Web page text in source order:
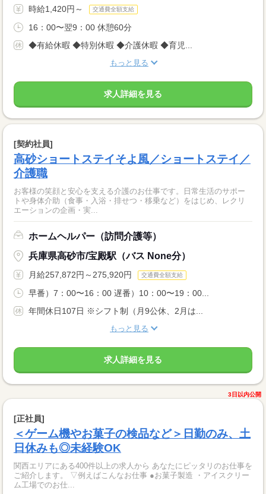
時給1,420円～ 交通費全額支給
16：00〜翌9：00 休憩60分
◆有給休暇 ◆特別休暇 ◆介護休暇 ◆育児...
もっと見る
求人詳細を見る
[契約社員]
高砂ショートステイそよ風／ショートステイ／
介護職
お客様の笑顔と安心を支える介護のお仕事です。日常生活のサポー
トや身体介助（食事・入浴・排せつ・移乗など）をはじめ、レクリ
エーションの企画・実...
ホームヘルパー（訪問介護等）
兵庫県高砂市/宝殿駅（バス None分）
月給257,872円～275,920円 交通費全額支給
早番）7：00〜16：00 遅番）10：00〜19：00...
年間休日107日 ※シフト制（月9公休、2月は...
もっと見る
求人詳細を見る
3日以内公開
[正社員]
＜ゲーム機やお菓子の検品など＞日勤のみ、土
日休みも◎未経験OK
関西エリアにある400件以上の求人から あなたにピッタリのお仕事を
ご紹介します。 ▽例えばこんなお仕事 ●お菓子製造 ・アイスクリー
ム工場でのお仕...